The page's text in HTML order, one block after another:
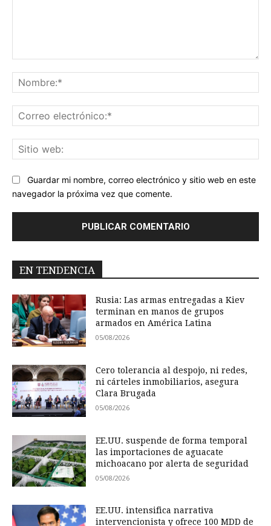
Guardar mi nombre, correo electrónico y sitio web en este
navegador la próxima vez que comente.
EN TENDENCIA
Rusia: Las armas entregadas a Kiev
terminan en manos de grupos
armados en América Latina
05/08/2026
Cero tolerancia al despojo, ni redes,
ni cárteles inmobiliarios, asegura
Clara Brugada
05/08/2026
EE.UU. suspende de forma temporal
las importaciones de aguacate
michoacano por alerta de seguridad
05/08/2026
EE.UU. intensifica narrativa
intervencionista y ofrece 100 MDD de